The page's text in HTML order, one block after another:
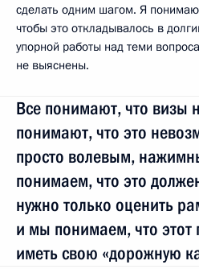
сделать одним шагом. Я
чтобы это откладывалось в
упорной работы над теми
не выяснены.
Все понимают, что визы
понимают, что это
просто волевым,
понимаем, что это
нужно только оценить
и мы понимаем, что этот
иметь свою «дорожную